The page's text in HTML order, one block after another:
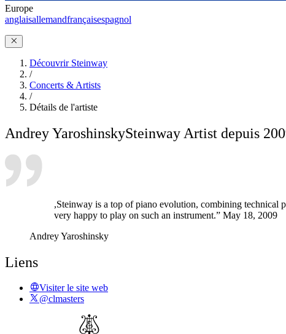
Europe
anglaisallemandfrançaisespagnol
Découvrir Steinway
/
Concerts & Artists
/
Détails de l'artiste
Andrey YaroshinskySteinway Artist depuis
,Steinway is a top of piano evolution, combining technical
very happy to play on such an instrument.” May 18, 2009
Andrey Yaroshinsky
Liens
Visiter le site web
@clmasters